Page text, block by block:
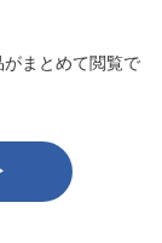
まとめて閲覧で